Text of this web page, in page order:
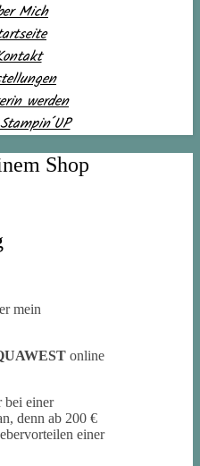
Mich
werden
Shop
mein
online
bei einer
denn ab 200 €
einer